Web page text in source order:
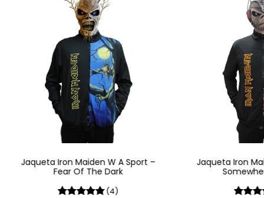
Jaqueta Iron Maiden W A Sport –
Fear Of The Dark
(4)
Jaqueta Iron